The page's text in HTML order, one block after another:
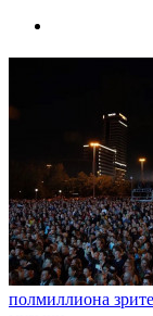
полмиллиона